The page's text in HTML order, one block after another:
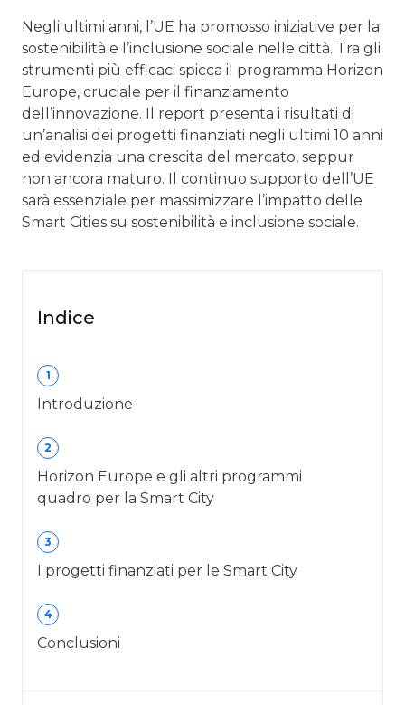
Negli ultimi anni, l’UE ha promosso iniziative per la
sostenibilità e l’inclusione sociale nelle città. Tra gli
strumenti più efficaci spicca il programma Horizon
Europe, cruciale per il finanziamento
dell’innovazione. Il report presenta i risultati di
un’analisi dei progetti finanziati negli ultimi 10 anni
ed evidenzia una crescita del mercato, seppur
non ancora maturo. Il continuo supporto dell’UE
sarà essenziale per massimizzare l’impatto delle
Smart Cities su sostenibilità e inclusione sociale.
Indice
1
Introduzione
2
Horizon Europe e gli altri programmi
quadro per la Smart City
3
I progetti finanziati per le Smart City
4
Conclusioni